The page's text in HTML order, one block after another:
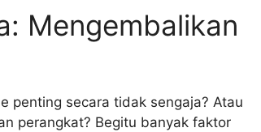
Mengembalikan
penting secara tidak sengaja? Atau
perangkat? Begitu banyak faktor